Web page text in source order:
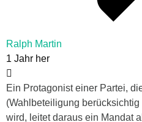
Ralph Martin
1 Jahr her
Ein Protagonist einer Partei,
(Wahlbeteiligung
wird, leitet daraus ein Mandat